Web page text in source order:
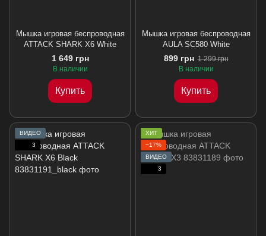
Мышка игровая беспроводная
ATTACK SHARK X6 White
1 649 грн
В наличии
Купить
Мышка игровая беспроводная
AULA SC580 White
899 грн 1 299 грн
В наличии
Купить
ВИДЕО
3
ХИТ
−17%
ВИДЕО
3